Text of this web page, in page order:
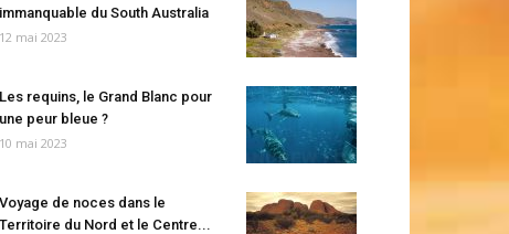
immanquable du South Australia
12 mai 2023
Les requins, le Grand Blanc pour
une peur bleue ?
10 mai 2023
Voyage de noces dans le
Territoire du Nord et le Centre...